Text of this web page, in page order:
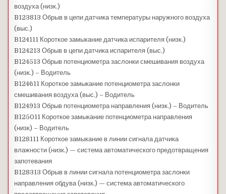
воздуха (низк.)
B123813 Обрыв в цепи датчика температуры наружного воздуха
(выс.)
B124111 Короткое замыкание датчика испарителя (низк.)
B124213 Обрыв в цепи датчика испарителя (выс.)
B124513 Обрыв потенциометра заслонки смешивания воздуха
(низк.) – Водитель
B124611 Короткое замыкание потенциометра заслонки
смешивания воздуха (выс.) – Водитель
B124913 Обрыв потенциометра направления (низк.) – Водитель
B125011 Короткое замыкание потенциометра направления
(низк) – Водитель
B128111 Короткое замыкание в линии сигнала датчика
влажности (низк.) — система автоматического предотвращения
запотевания
B128313 Обрыв в линии сигнала потенциометра заслонки
направления обдува (низк.) — система автоматического